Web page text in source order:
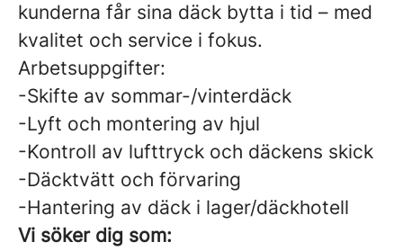
kunderna får sina däck bytta i tid – med
kvalitet och service i fokus.
Arbetsuppgifter:
-Skifte av sommar-/vinterdäck
-Lyft och montering av hjul
-Kontroll av lufttryck och däckens skick
-Däcktvätt och förvaring
-Hantering av däck i lager/däckhotell
Vi söker dig som: